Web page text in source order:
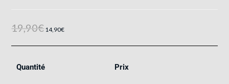
19,90€ 14,90€
Quantité Prix